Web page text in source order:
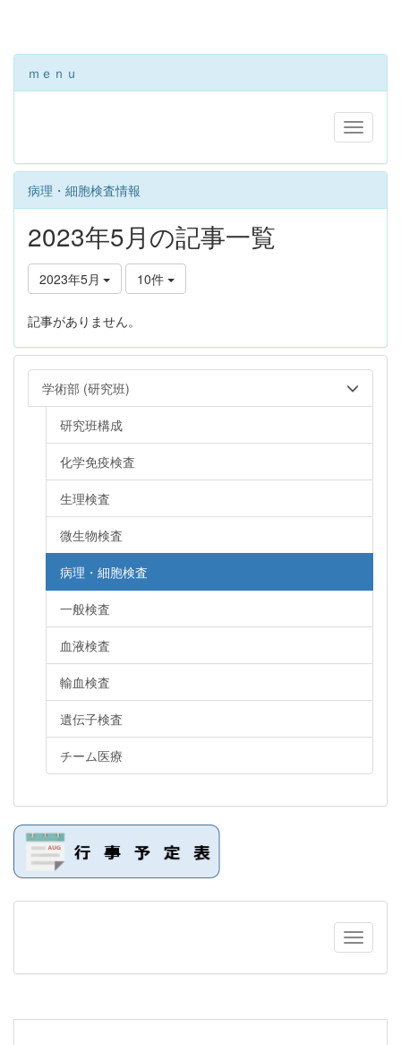
ｍｅｎｕ
病理・細胞検査情報
2023年5月の記事一覧
2023年5月 10件
記事がありません。
学術部 (研究班)
研究班構成
化学免疫検査
生理検査
微生物検査
病理・細胞検査
一般検査
血液検査
輸血検査
遺伝子検査
チーム医療